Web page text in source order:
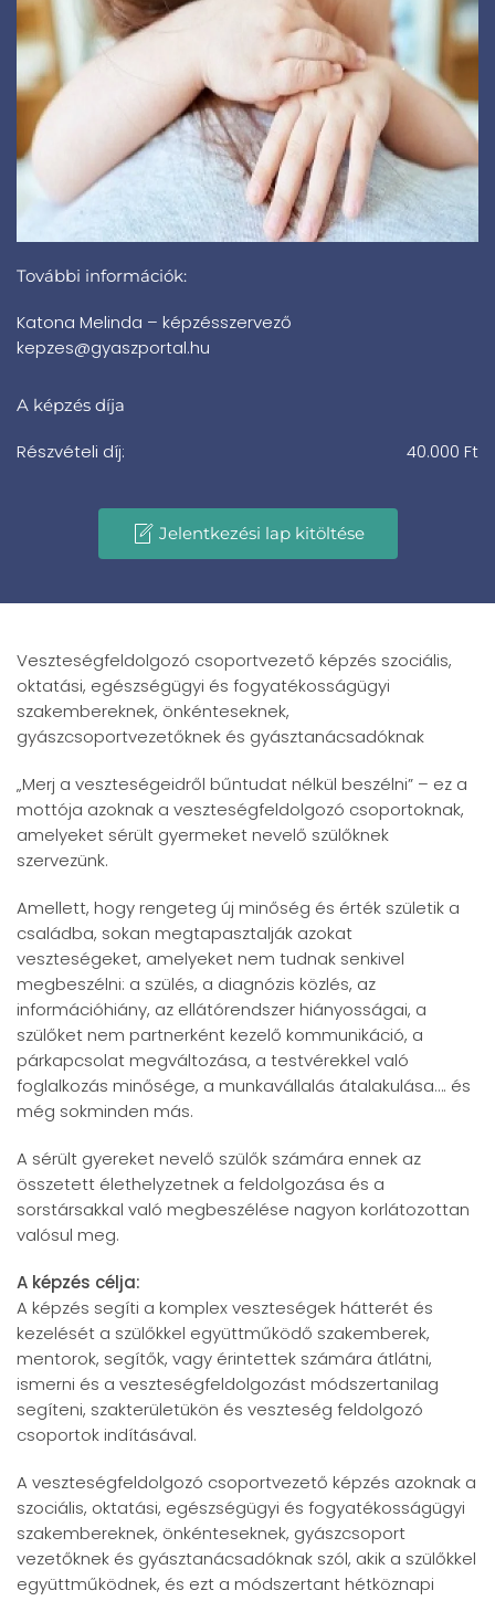
További információk:
Katona Melinda – képzésszervező
kepzes@gyaszportal.hu
A képzés díja
Részvételi díj: 40.000 Ft
Jelentkezési lap kitöltése
Veszteségfeldolgozó csoportvezető képzés szociális,
oktatási, egészségügyi és fogyatékosságügyi
szakembereknek, önkénteseknek,
gyászcsoportvezetőknek és gyásztanácsadóknak
„Merj a veszteségeidről bűntudat nélkül beszélni” – ez a
mottója azoknak a veszteségfeldolgozó csoportoknak,
amelyeket sérült gyermeket nevelő szülőknek
szervezünk.
Amellett, hogy rengeteg új minőség és érték születik a
családba, sokan megtapasztalják azokat
veszteségeket, amelyeket nem tudnak senkivel
megbeszélni: a szülés, a diagnózis közlés, az
információhiány, az ellátórendszer hiányosságai, a
szülőket nem partnerként kezelő kommunikáció, a
párkapcsolat megváltozása, a testvérekkel való
foglalkozás minősége, a munkavállalás átalakulása…. és
még sokminden más.
A sérült gyereket nevelő szülők számára ennek az
összetett élethelyzetnek a feldolgozása és a
sorstársakkal való megbeszélése nagyon korlátozottan
valósul meg.
A képzés célja:
A képzés segíti a komplex veszteségek hátterét és
kezelését a szülőkkel együttműködő szakemberek,
mentorok, segítők, vagy érintettek számára átlátni,
ismerni és a veszteségfeldolgozást módszertanilag
segíteni, szakterületükön és veszteség feldolgozó
csoportok indításával.
A veszteségfeldolgozó csoportvezető képzés azoknak a
szociális, oktatási, egészségügyi és fogyatékosságügyi
szakembereknek, önkénteseknek, gyászcsoport
vezetőknek és gyásztanácsadóknak szól, akik a szülőkkel
együttműködnek, és ezt a módszertant hétköznapi